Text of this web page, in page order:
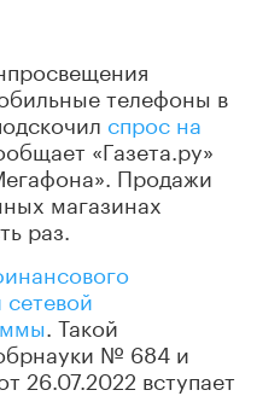
телефоны в
спрос на
«Газета.ру»
Продажи
магазинах
раз.
. Такой
№ 684 и
26.07.2022 вступает